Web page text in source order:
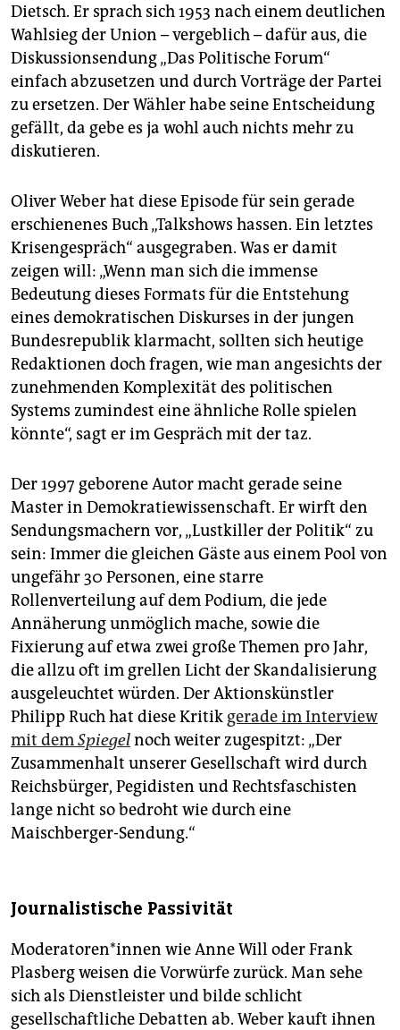
Dietsch. Er sprach sich 1953 nach einem deutlichen
Wahlsieg der Union – vergeblich – dafür aus, die
Diskussionsendung „Das Politische Forum“
einfach abzusetzen und durch Vorträge der Partei
zu ersetzen. Der Wähler habe seine Entscheidung
gefällt, da gebe es ja wohl auch nichts mehr zu
diskutieren.
Oliver Weber hat diese Episode für sein gerade
erschienenes Buch „Talkshows hassen. Ein letztes
Krisengespräch“ ausgegraben. Was er damit
zeigen will: „Wenn man sich die immense
Bedeutung dieses Formats für die Entstehung
eines demokratischen Diskurses in der jungen
Bundesrepublik klarmacht, sollten sich heutige
Redaktionen doch fragen, wie man angesichts der
zunehmenden Komplexität des politischen
Systems zumindest eine ähnliche Rolle spielen
könnte“, sagt er im Gespräch mit der taz.
Der 1997 geborene Autor macht gerade seine
Master in Demokratiewissenschaft. Er wirft den
Sendungsmachern vor, „Lustkiller der Politik“ zu
sein: Immer die gleichen Gäste aus einem Pool von
ungefähr 30 Personen, eine starre
Rollenverteilung auf dem Podium, die jede
Annäherung unmöglich mache, sowie die
Fixierung auf etwa zwei große Themen pro Jahr,
die allzu oft im grellen Licht der Skandalisierung
ausgeleuchtet würden. Der Aktionskünstler
Philipp Ruch hat diese Kritik gerade im Interview
mit demSpiegelnoch weiter zugespitzt: „Der
Zusammenhalt unserer Gesellschaft wird durch
Reichsbürger, Pegidisten und Rechtsfaschisten
lange nicht so bedroht wie durch eine
Maischberger-Sendung.“
Journalistische Passivität
Moderatoren*innen wie Anne Will oder Frank
Plasberg weisen die Vorwürfe zurück. Man sehe
sich als Dienstleister und bilde schlicht
gesellschaftliche Debatten ab. Weber kauft ihnen